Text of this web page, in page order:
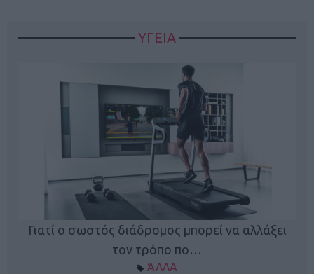
ΥΓΕΙΑ
Γιατί ο σωστός διάδρομος μπορεί να αλλάξει
τον τρόπο πο…
ΆΛΛΑ